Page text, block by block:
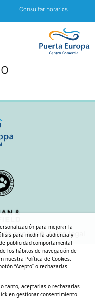
Consultar horarios
cookies Aviso legal
para mejorar la
para medir la audiencia y
publicidad comportamental
los hábitos de navegación de
nuestra Política de Cookies.
“Acepto” o rechazarlas
tanto, aceptarlas o rechazarlas
en gestionar consentimiento.